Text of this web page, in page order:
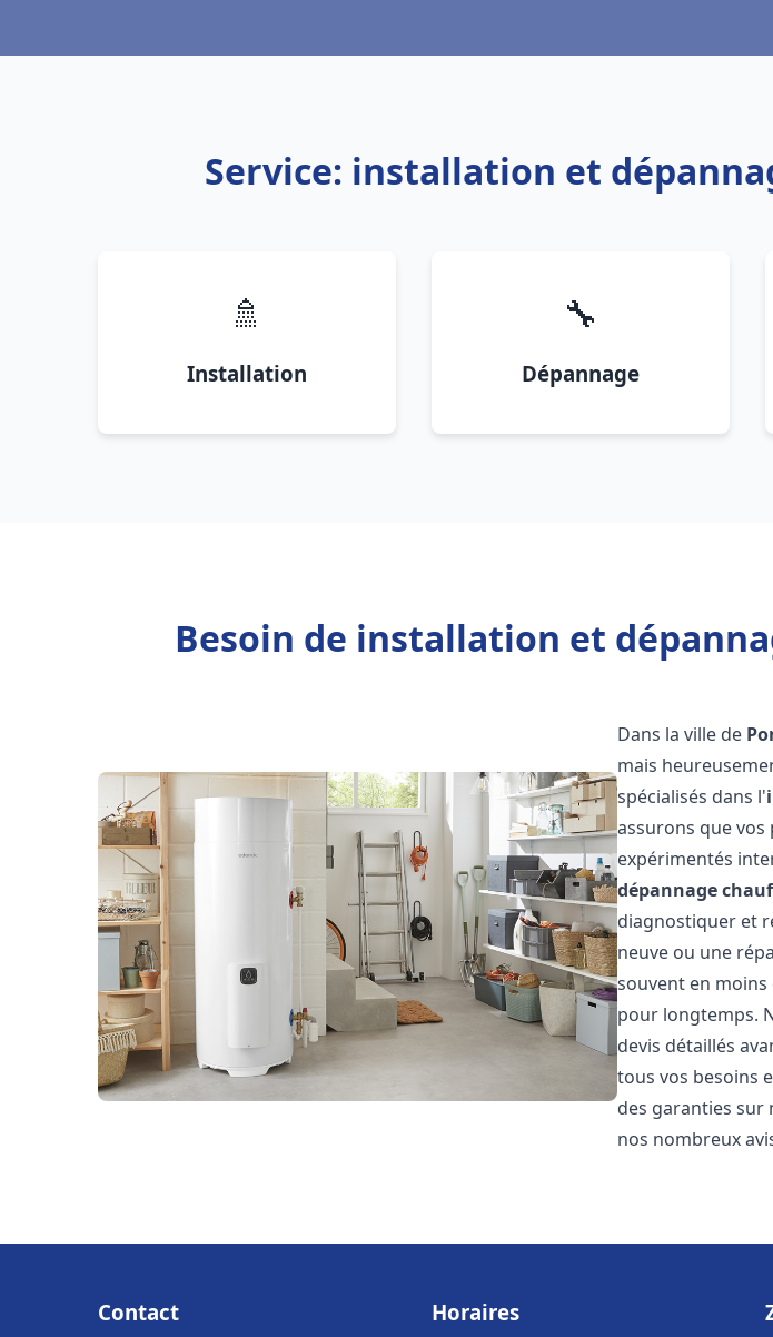
Service: installation et
🚿
Installation
🔧
Dépannage
Besoin de installation et
Dans la ville de
mais
spécialisés dans l'
assurons que
expérimentés
dépannage
diagnostiquer et
neuve ou une
souvent en moins
pour longtemps.
devis détaillés
tous vos besoins
des garanties sur
nos nombreux
Contact Horaires